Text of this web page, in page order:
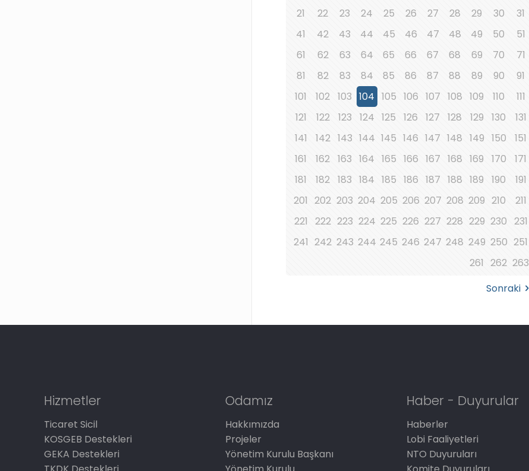
21
22 23 24 25 26 27 28 29 30 31
41
42 43 44 45 46 47 48 49 50 51
61
62 63 64 65 66 67 68 69 70 71
81
82 83 84 85 86 87 88 89 90 91
101
102 103 104 105 106 107 108 109 110 111
121
122 123 124 125 126 127 128 129 130 131
141
142 143 144 145 146 147 148 149 150 151
161
162 163 164 165 166 167 168 169 170 171
181
182 183 184 185 186 187 188 189 190 191
201 202 203 204 205 206 207 208 209 210 211
221
222 223 224 225 226 227 228 229 230 231
241 242 243 244 245 246 247 248 249 250 251
261 262 263
Sonraki
Hizmetler
Ticaret Sicil
KOSGEB Destekleri
GEKA Destekleri
Odamız
Hakkımızda
Projeler
Yönetim Kurulu Başkanı
Haber - Duyurular
Haberler
Lobi Faaliyetleri
NTO Duyuruları